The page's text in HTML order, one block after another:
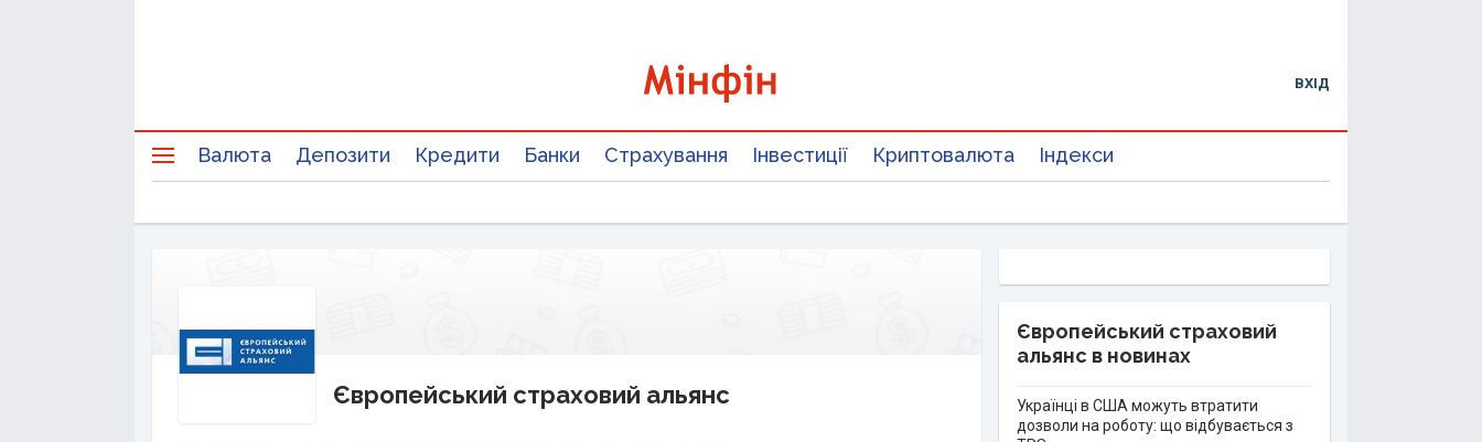
ВХІД
Валюта Депозити Кредити Банки Страхування Інвестиції Криптовалюта Індекси
Європейський страховий альянс
Європейський страховий
альянс в новинах
Українці в США можуть втратити
дозволи на роботу: що відбувається з